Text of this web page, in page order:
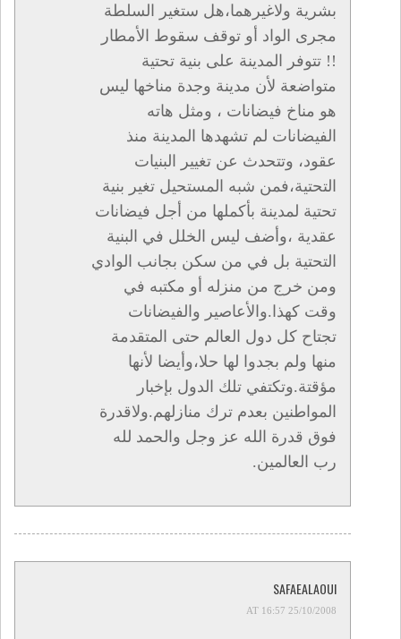
بشرية ولاغيرهما،هل ستغير السلطة
مجرى الواد أو توقف سقوط الأمطار
!! تتوفر المدينة على بنية تحتية
متواضعة لأن مدينة وجدة مناخها ليس
هو مناخ فيضانات ، ومثل هاته
الفيضانات لم تشهدها المدينة منذ
عقود، وتتحدث عن تغيير البنيات
التحتية،فمن شبه المستحيل تغير بنية
تحتية لمدينة بأكملها من أجل فيضانات
عقدية ،وأضف ليس الخلل في البنية
التحتية بل في من سكن بجانب الوادي
ومن خرج من منزله أو مكتبه في
وقت كهذا.والأعاصير والفيضانات
تجتاح كل دول العالم حتى المتقدمة
منها ولم بجدوا لها حلا،وأيضا لأنها
مؤقتة.وتكتفي تلك الدول بإخبار
المواطنين بعدم ترك منازلهم.ولاقدرة
فوق قدرة الله عز وجل والحمد لله
رب العالمين.
SAFAEALAOUI
25/10/2008 AT 16:57